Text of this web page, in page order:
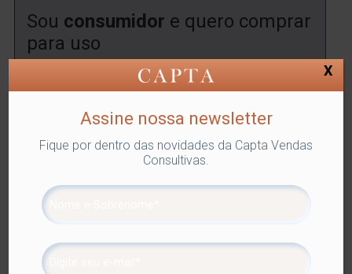
Sou consumidor e quero comprar
para uso
onde você poderá comprar este
ENCONTRAR
LYOR-4332 Categorias:Lyor,PRATOS DECORATIVOS
Utilidades Domésticas
DECORATIVOS
Assine nossa newsletter
Fique por dentro das novidades da Capta Vendas
Consultivas.
X